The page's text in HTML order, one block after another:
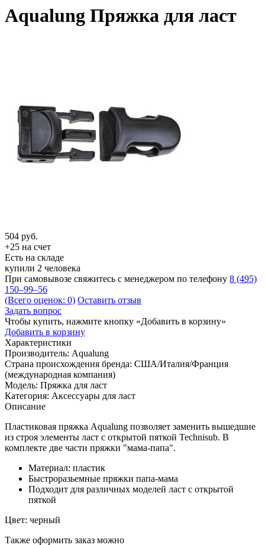
Aqualung Пряжка для ласт
504 руб.
+25 на счет
Есть на складе
купили 2 человека
При самовывозе свяжитесь с менеджером по телефону 8 (495)
150–99–56
(Всего оценок: 0) Оставить отзыв
Задать вопрос
Чтобы купить, нажмите кнопку «Добавить в корзину»
Добавить в корзину
Характеристики
Производитель: Aqualung
Страна происхождения бренда: США/Италия/Франция
(международная компания)
Модель: Пряжка для ласт
Категория: Аксессуары для ласт
Описание
Пластиковая пряжка Aqualung позволяет заменить вышедшие
из строя элементы ласт с открытой пяткой Technisub. В
комплекте две части пряжки "мама-папа".
Материал: пластик
Быстроразьемные пряжки папа-мама
Подходит для различных моделей ласт с открытой
пяткой
Цвет: черный
Также оформить заказ можно